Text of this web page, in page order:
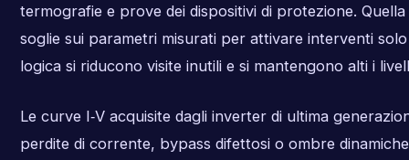
termografie e prove dei dispositivi di protezione. Quella
soglie sui parametri misurati per attivare interventi
logica si riducono visite inutili e si mantengono alti i
Le curve I‑V acquisite dagli inverter di ultima
perdite di corrente, bypass difettosi o ombre